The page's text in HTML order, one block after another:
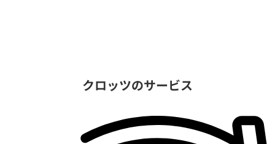
クロッツのサービス